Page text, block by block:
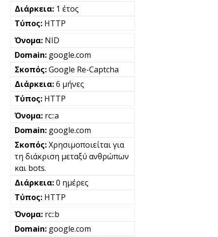
1 έτος
HTTP
NID
google.com
Google Re-Captcha
6 μήνες
HTTP
rc::a
google.com
Χρησιμοποιείται για
τη διάκριση μεταξύ ανθρώπων
και bots.
0 ημέρες
HTTP
rc::b
google.com